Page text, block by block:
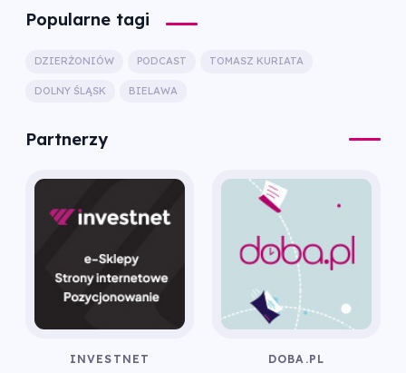
Popularne tagi
DZIERŻONIÓW PODCAST TOMASZ KURIATA
DOLNY ŚLĄSK BIELAWA
Partnerzy
INVESTNET DOBA.PL